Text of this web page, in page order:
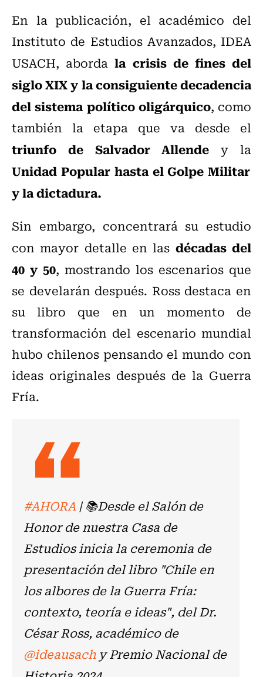
En la publicación, el académico del
Instituto de Estudios Avanzados, IDEA
USACH, abordala crisis de fines del
siglo XIX y la consiguiente decadencia
del sistema político oligárquico, como
también la etapa que va desde el
triunfo de Salvador Allende y la
Unidad Popular hasta el Golpe Militar
y la dictadura.
Sin embargo, concentrará su estudio
con mayor detalle en las décadas del
40 y 50, mostrando los escenarios que
se develarán después. Ross destaca en
su libro que en un momento de
transformación del escenario mundial
hubo chilenos pensando el mundo con
ideas originales después de la Guerra
Fría.
#AHORA| 📚Desde el Salón de
Honor de nuestra Casa de
Estudios inicia la ceremonia de
presentación del libro "Chile en
los albores de la Guerra Fría:
contexto, teoría e ideas", del Dr.
César Ross, académico de
@ideausachy Premio Nacional de